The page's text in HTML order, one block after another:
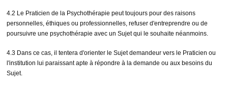
4.2 Le Praticien de la Psychothérapie peut toujours pour des raisons
personnelles, éthiques ou professionnelles, refuser d'entreprendre ou de
poursuivre une psychothérapie avec un Sujet qui le souhaite néanmoins.
4.3 Dans ce cas, il tentera d'orienter le Sujet demandeur vers le Praticien ou
l'institution lui paraissant apte à répondre à la demande ou aux besoins du
Sujet.